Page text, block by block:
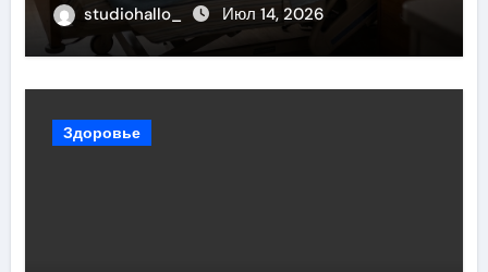
studiohallo_ Июл 14, 2026
Здоровье